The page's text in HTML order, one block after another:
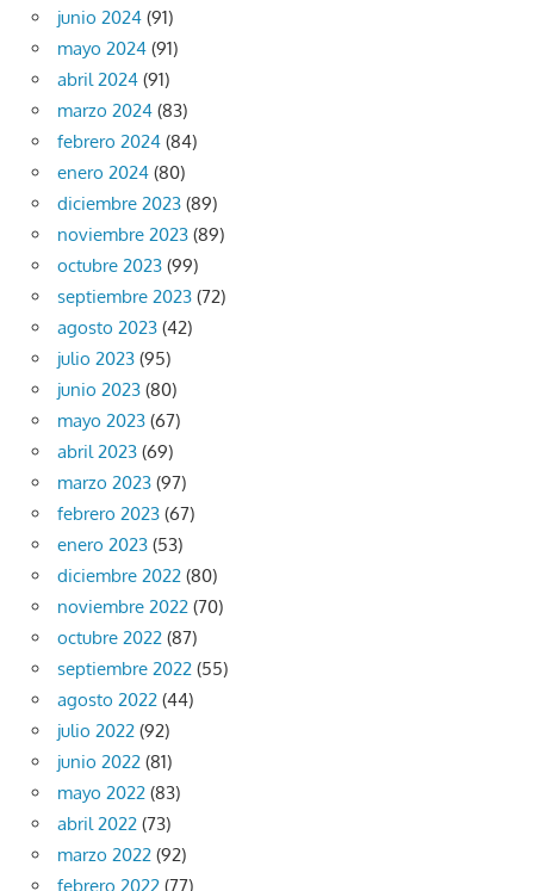
junio 2024 (91)
mayo 2024 (91)
abril 2024 (91)
marzo 2024 (83)
febrero 2024 (84)
enero 2024 (80)
diciembre 2023 (89)
noviembre 2023 (89)
octubre 2023 (99)
septiembre 2023 (72)
agosto 2023 (42)
julio 2023 (95)
junio 2023 (80)
mayo 2023 (67)
abril 2023 (69)
marzo 2023 (97)
febrero 2023 (67)
enero 2023 (53)
diciembre 2022 (80)
noviembre 2022 (70)
octubre 2022 (87)
septiembre 2022 (55)
agosto 2022 (44)
julio 2022 (92)
junio 2022 (81)
mayo 2022 (83)
abril 2022 (73)
marzo 2022 (92)
febrero 2022 (77)